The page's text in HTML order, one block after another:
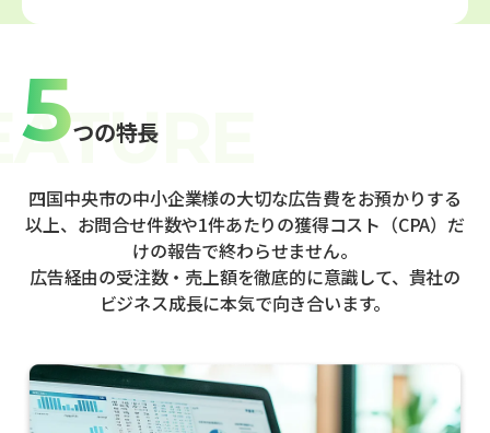
5つの特長
四国中央市の中小企業様の大切な広告費をお預かりする
以上、お問合せ件数や1件あたりの獲得コスト（CPA）だ
けの報告で終わらせません。
広告経由の受注数・売上額を徹底的に意識して、貴社の
ビジネス成長に本気で向き合います。